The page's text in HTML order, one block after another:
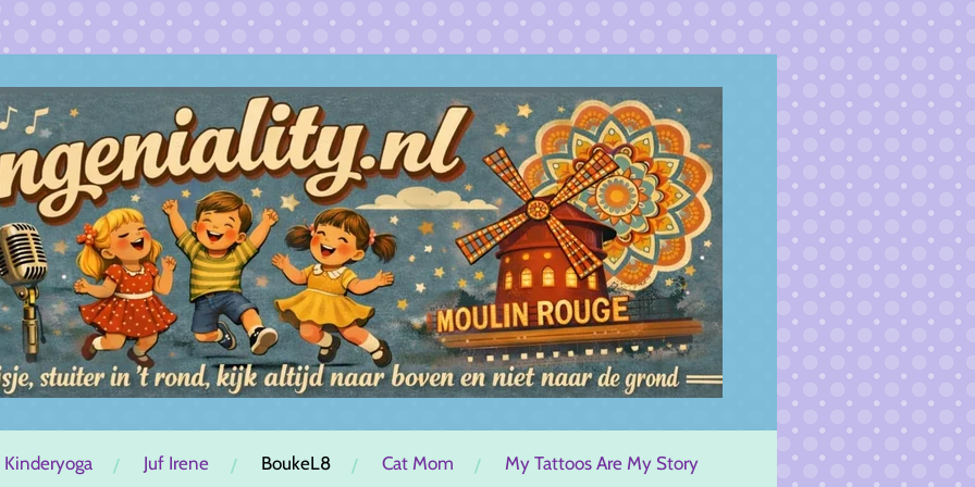
Juf Irene BoukeL8 Cat Mom
My Tattoos Are My Story